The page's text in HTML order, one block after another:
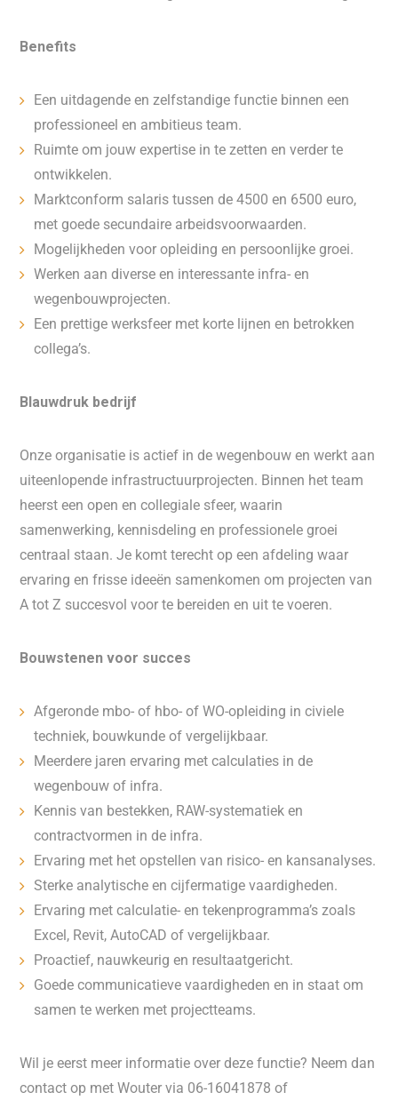
Benefits
Een uitdagende en zelfstandige functie binnen een
professioneel en ambitieus team.
Ruimte om jouw expertise in te zetten en verder te
ontwikkelen.
Marktconform salaris tussen de 4500 en 6500 euro,
met goede secundaire arbeidsvoorwaarden.
Mogelijkheden voor opleiding en persoonlijke groei.
Werken aan diverse en interessante infra- en
wegenbouwprojecten.
Een prettige werksfeer met korte lijnen en betrokken
collega’s.
Blauwdruk bedrijf
Onze organisatie is actief in de wegenbouw en werkt aan
uiteenlopende infrastructuurprojecten. Binnen het team
heerst een open en collegiale sfeer, waarin
samenwerking, kennisdeling en professionele groei
centraal staan. Je komt terecht op een afdeling waar
ervaring en frisse ideeën samenkomen om projecten van
A tot Z succesvol voor te bereiden en uit te voeren.
Bouwstenen voor succes
Afgeronde mbo- of hbo- of WO-opleiding in civiele
techniek, bouwkunde of vergelijkbaar.
Meerdere jaren ervaring met calculaties in de
wegenbouw of infra.
Kennis van bestekken, RAW-systematiek en
contractvormen in de infra.
Ervaring met het opstellen van risico- en kansanalyses.
Sterke analytische en cijfermatige vaardigheden.
Ervaring met calculatie- en tekenprogramma’s zoals
Excel, Revit, AutoCAD of vergelijkbaar.
Proactief, nauwkeurig en resultaatgericht.
Goede communicatieve vaardigheden en in staat om
samen te werken met projectteams.
Wil je eerst meer informatie over deze functie? Neem dan
contact op met Wouter via 06-16041878 of